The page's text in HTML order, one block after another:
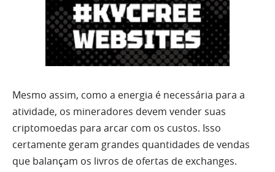
Mesmo assim, como a energia é necessária para a
atividade, os mineradores devem vender suas
criptomoedas para arcar com os custos. Isso
certamente geram grandes quantidades de vendas
que balançam os livros de ofertas de exchanges.